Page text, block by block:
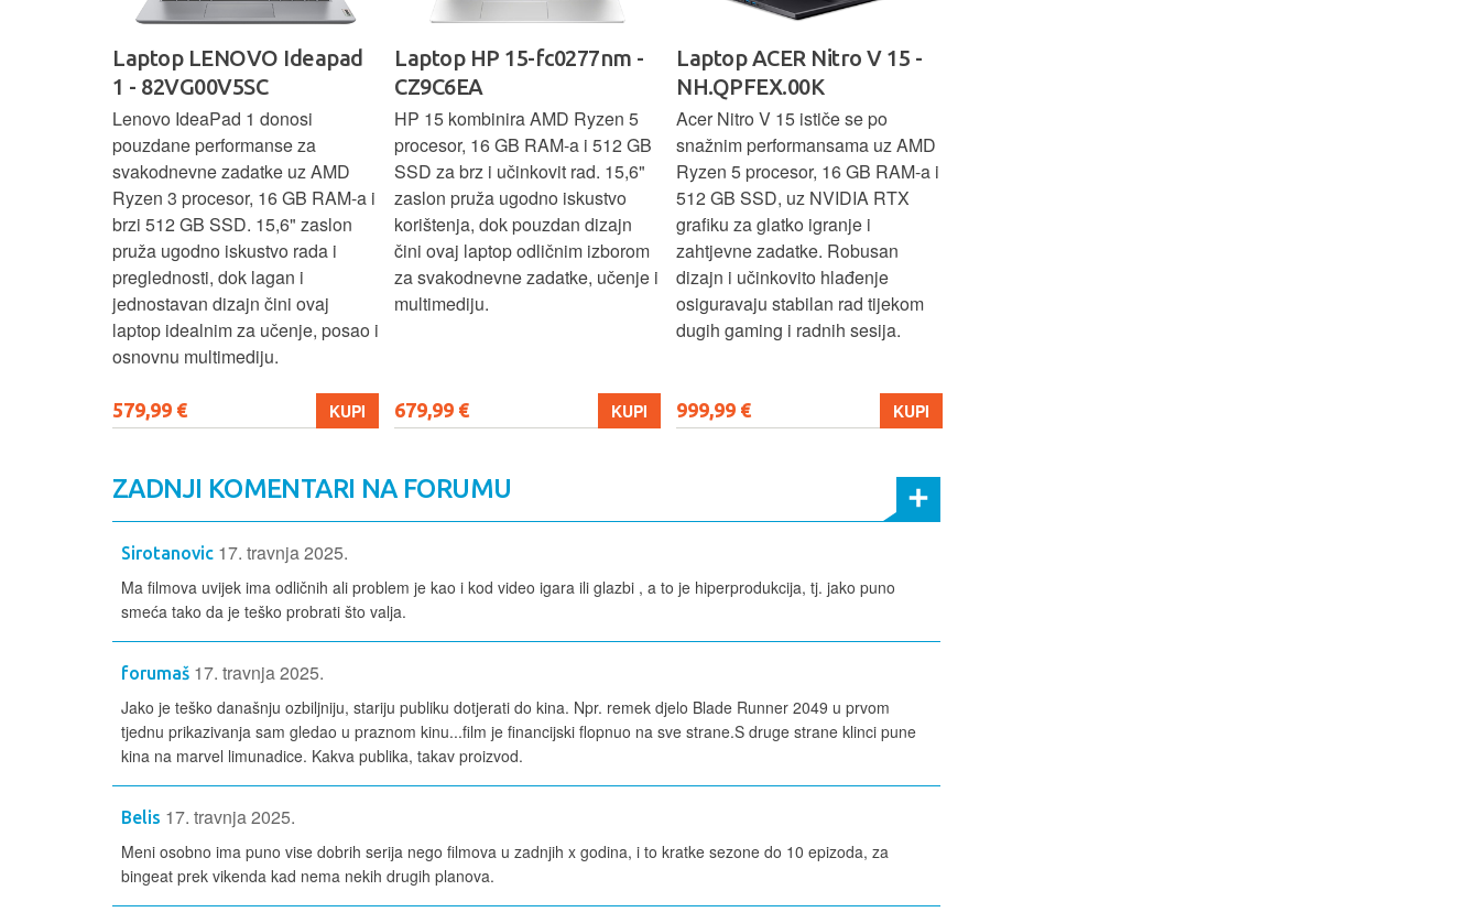
Laptop LENOVO Ideapad
1 - 82VG00V5SC
Lenovo IdeaPad 1 donosi
pouzdane performanse za
svakodnevne zadatke uz AMD
Ryzen 3 procesor, 16 GB RAM-a i
brzi 512 GB SSD. 15,6" zaslon
pruža ugodno iskustvo rada i
preglednosti, dok lagan i
jednostavan dizajn čini ovaj
laptop idealnim za učenje, posao i
osnovnu multimediju.
579,99 € KUPI
Laptop HP 15-fc0277nm -
CZ9C6EA
HP 15 kombinira AMD Ryzen 5
procesor, 16 GB RAM-a i 512 GB
SSD za brz i učinkovit rad. 15,6"
zaslon pruža ugodno iskustvo
korištenja, dok pouzdan dizajn
čini ovaj laptop odličnim izborom
za svakodnevne zadatke, učenje i
multimediju.
679,99 € KUPI
Laptop ACER Nitro V 15 -
NH.QPFEX.00K
Acer Nitro V 15 ističe se po
snažnim performansama uz AMD
Ryzen 5 procesor, 16 GB RAM-a i
512 GB SSD, uz NVIDIA RTX
grafiku za glatko igranje i
zahtjevne zadatke. Robusan
dizajn i učinkovito hlađenje
osiguravaju stabilan rad tijekom
dugih gaming i radnih sesija.
999,99 € KUPI
ZADNJI KOMENTARI NA FORUMU
Sirotanovic 17. travnja 2025.
Ma filmova uvijek ima odličnih ali problem je kao i kod video igara ili glazbi , a to je hiperprodukcija, tj. jako puno
smeća tako da je teško probrati što valja.
forumaš 17. travnja 2025.
Jako je teško današnju ozbiljniju, stariju publiku dotjerati do kina. Npr. remek djelo Blade Runner 2049 u prvom
tjednu prikazivanja sam gledao u praznom kinu...film je financijski flopnuo na sve strane.S druge strane klinci pune
kina na marvel limunadice. Kakva publika, takav proizvod.
Belis 17. travnja 2025.
Meni osobno ima puno vise dobrih serija nego filmova u zadnjih x godina, i to kratke sezone do 10 epizoda, za
bingeat prek vikenda kad nema nekih drugih planova.